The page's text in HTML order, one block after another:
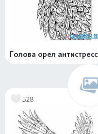
Голова орел антистресс
528